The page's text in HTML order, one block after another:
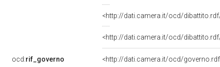
<http://dati.camera.it/ocd/
<http://dati.camera.it/ocd/
ocd:rif_governo <http://dati.camera.it/ocd/